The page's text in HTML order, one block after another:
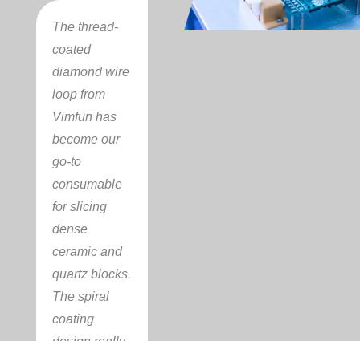
The thread-
coated
diamond wire
loop from
Vimfun has
become our
go-to
consumable
for slicing
dense
ceramic and
quartz blocks.
The spiral
coating